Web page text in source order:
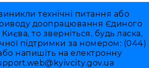
технічні питання або
доопрацювання Єдиного
то зверніться, будь ласка,
підтримки за номером: (044)
напишіть на електронну